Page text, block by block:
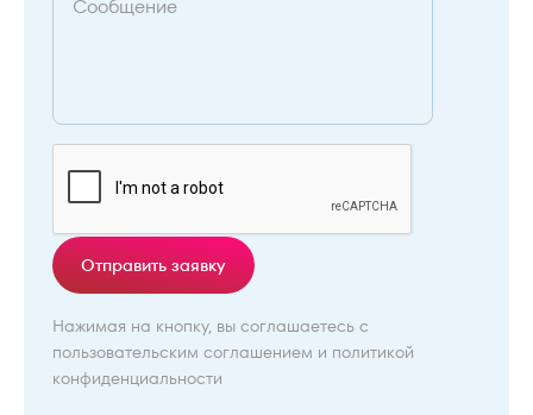
Отправить заявку
Нажимая на кнопку, вы соглашаетесь с
пользовательским соглашением и политикой
конфиденциальности